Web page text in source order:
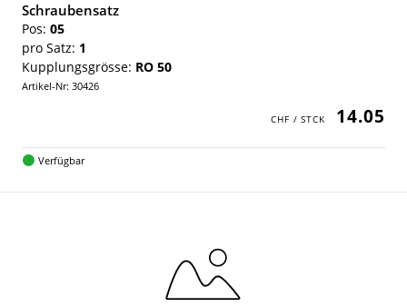
Schraubensatz
Pos: 05
pro Satz: 1
Kupplungsgrösse: RO 50
Artikel-Nr: 30426
14.05
Verfügbar